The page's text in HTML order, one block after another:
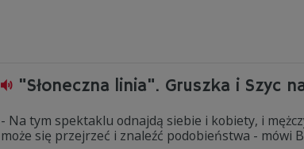
"Słoneczna linia". Gruszka i Szyc
- Na tym spektaklu odnajdą siebie i kobiety, i
może się przejrzeć i znaleźć podobieństwa - mówi